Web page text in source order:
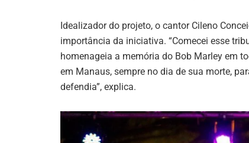
Idealizador do projeto, o cantor Cileno
importância da iniciativa. “Comecei esse
homenageia a memória do Bob Marley em
em Manaus, sempre no dia de sua morte,
defendia”, explica.